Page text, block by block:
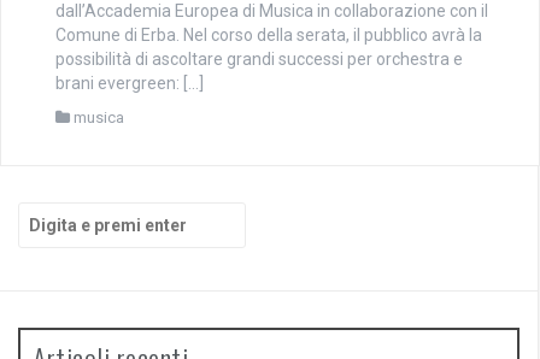
dall’Accademia Europea di Musica in collaborazione con il
Comune di Erba. Nel corso della serata, il pubblico avrà la
possibilità di ascoltare grandi successi per orchestra e
brani evergreen: […]
musica